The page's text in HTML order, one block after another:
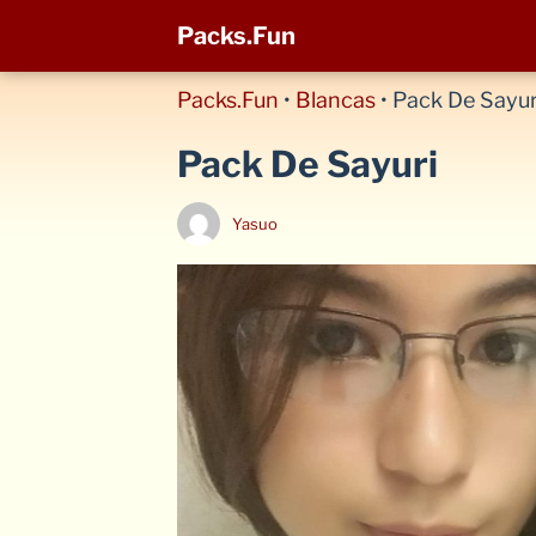
Packs.Fun
Packs.Fun • Blancas • Pack De
Pack De Sayuri
Yasuo